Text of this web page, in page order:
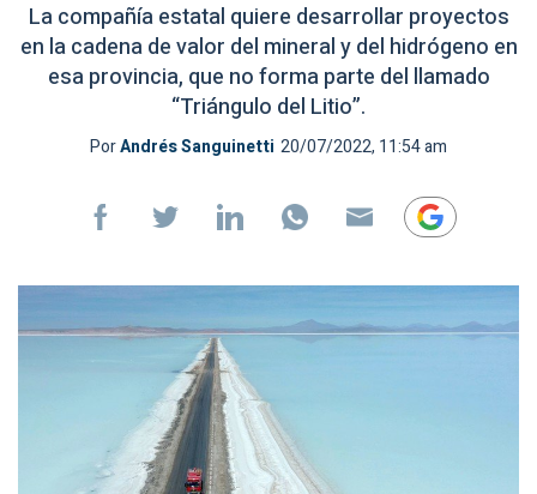
La compañía estatal quiere desarrollar proyectos
en la cadena de valor del mineral y del hidrógeno en
esa provincia, que no forma parte del llamado
“Triángulo del Litio”.
PorAndrés Sanguinetti 20/07/2022, 11:54 am